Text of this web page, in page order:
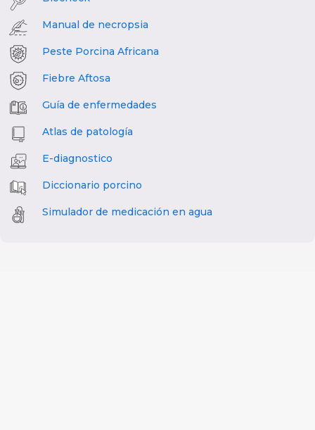
Manual de necropsia
Peste Porcina Africana
Fiebre Aftosa
Guía de enfermedades
Atlas de patología
E-diagnostico
Diccionario porcino
Simulador de medicación en agua